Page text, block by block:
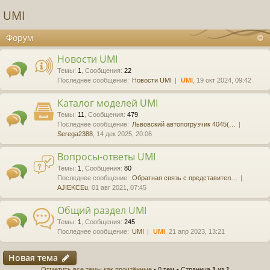
UMI
Форум
Новости UMI
Темы: 1, Сообщения: 22
Последнее сообщение:
Новости UMI UMI , 19 окт 2024, 09:42
Каталог моделей UMI
Темы: 11, Сообщения: 479
Последнее сообщение: Львовский автопогрузчик 4045(…
Serega2388, 14 дек 2025, 20:06
Вопросы-ответы UMI
Темы: 1, Сообщения: 80
Последнее сообщение: Обратная связь с представител…
AJIEKCEu, 01 авг 2021, 07:45
Общий раздел UMI
Темы: 1, Сообщения: 245
Последнее сообщение: UMI UMI , 21 апр 2023, 13:21
Новая тема